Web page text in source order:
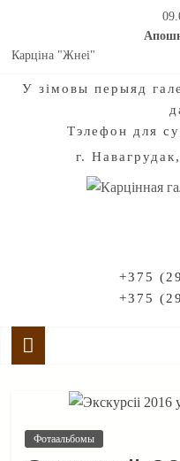
Карціна "Жнеі"
Калядныя і навагоднія
Калядныя і навагоднія
дзетак. Частка 1
Адкрываючы жывапіс Кастуся
У зiмовы перыяд
Тэлефон для
г.
+375
+375
Фотаальбомы